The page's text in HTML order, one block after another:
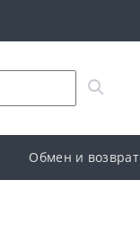
Обмен и возврат